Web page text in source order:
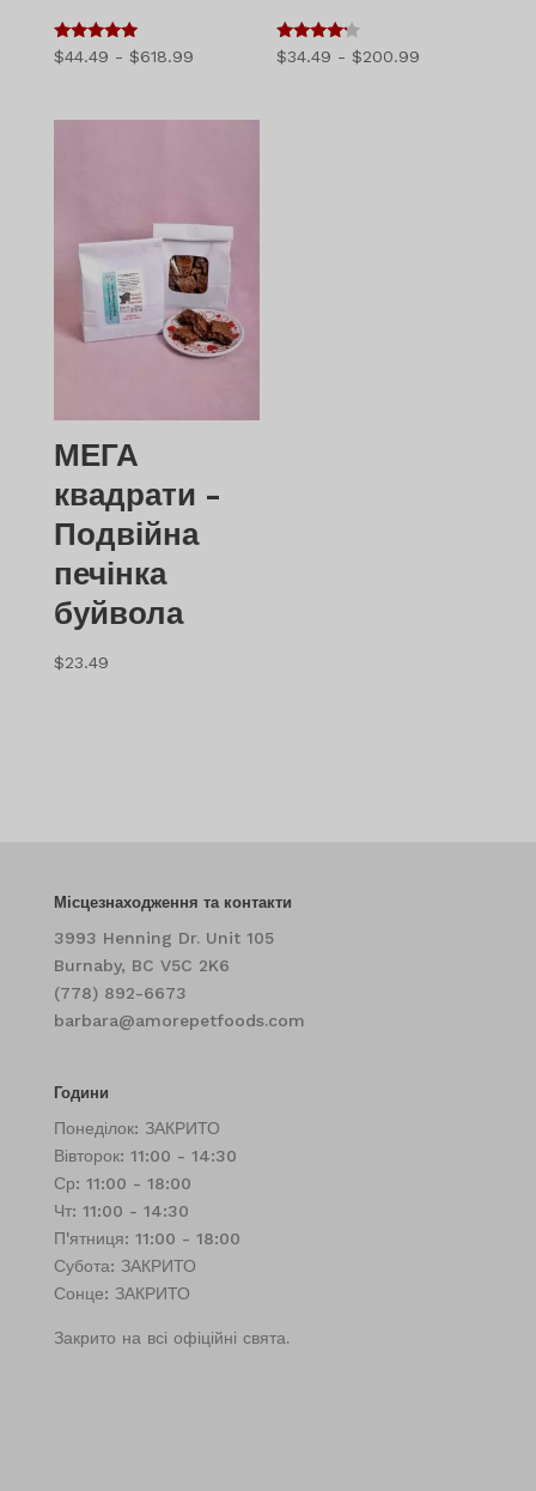
5
з 5
$44.49 - $618.99Діапазон
4
з 5
$34.49 - $200.99
МЕГА
квадрати -
Подвійна
печінка
буйвола
$23.49
Місцезнаходження та контакти
3993 Henning Dr. Unit 105
Burnaby, BC V5C 2K6
(778) 892-6673
barbara@amorepetfoods.com
Години
Понеділок: ЗАКРИТО
Вівторок: 11:00 - 14:30
Ср: 11:00 - 18:00
Чт: 11:00 - 14:30
П'ятниця: 11:00 - 18:00
Субота: ЗАКРИТО
Сонце: ЗАКРИТО
Закрито на всі офіційні свята.